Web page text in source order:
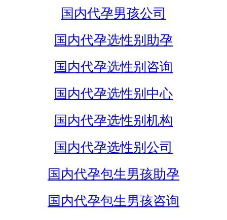
国内代孕男孩公司
国内代孕选性别助孕
国内代孕选性别咨询
国内代孕选性别中心
国内代孕选性别机构
国内代孕选性别公司
国内代孕包生男孩助孕
国内代孕包生男孩咨询